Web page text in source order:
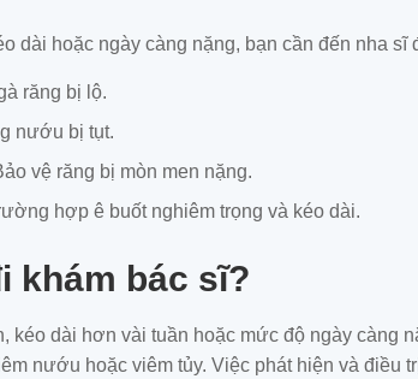
dài hoặc ngày càng nặng, bạn cần đến nha
răng bị lộ.
nướu bị tụt.
vệ răng bị mòn men nặng.
hợp ê buốt nghiêm trọng và kéo dài.
khám bác sĩ?
kéo dài hơn vài tuần hoặc mức độ ngày càng
nướu hoặc viêm tủy. Việc phát hiện và